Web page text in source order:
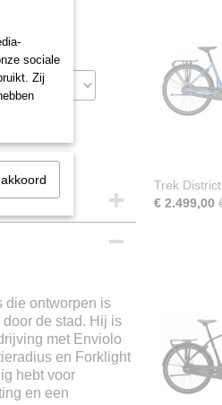
die ontworpen is
de stad. Hij is
met Enviolo
en Forklight
hebt voor
en een
Trek
€ 2.499,00
sociale
Zij